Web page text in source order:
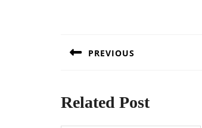
PREVIOUS
Related Post